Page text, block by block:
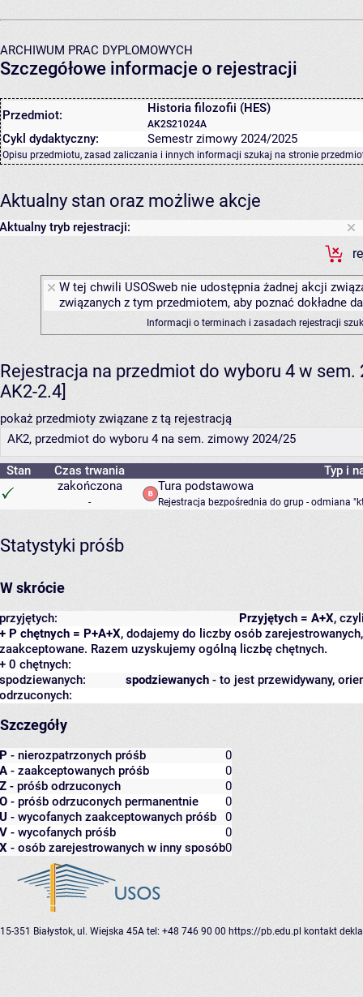
ARCHIWUM PRAC DYPLOMOWYCH
Szczegółowe informacje o rejestracji
Przedmiot: Historia filozofii (HES)
AK2S21024A
Cykl dydaktyczny: Semestr zimowy 2024/2025
Opisu przedmiotu, zasad zaliczania i innych informacji szukaj na stronie
Aktualny stan oraz możliwe akcje
Aktualny tryb rejestracji:
W tej chwili USOSweb nie udostępnia żadnej akcji
związanych z tym przedmiotem, aby poznać dokładne
Informacji o terminach i zasadach rejestracji
Rejestracja na przedmiot do wyboru 4 w sem.
AK2-2.4]
pokaż przedmioty związane z tą rejestracją
AK2, przedmiot do wyboru 4 na sem. zimowy 2024/25
Stan Czas trwania
Typ i
zakończona
-
Tura podstawowa
Rejestracja bezpośrednia do grup - odmiana
Statystyki próśb
W skrócie
Przyjętych = A+X,
przyjętych:
+ P chętnych = P+A+X, dodajemy do liczby osób
zaakceptowane. Razem uzyskujemy ogólną liczbę chętnych.
+ 0 chętnych:
spodziewanych - to jest przewidywany,
spodziewanych:
odrzuconych:
Szczegóły
P - nierozpatrzonych próśb
0
A - zaakceptowanych próśb
0
Z - próśb odrzuconych
0
O - próśb odrzuconych permanentnie
0
U - wycofanych zaakceptowanych próśb
0
V - wycofanych próśb
0
X - osób zarejestrowanych w inny sposób0
15-351 Białystok, ul. Wiejska 45A tel: +48 746 90 00 https://pb.edu.pl kontakt